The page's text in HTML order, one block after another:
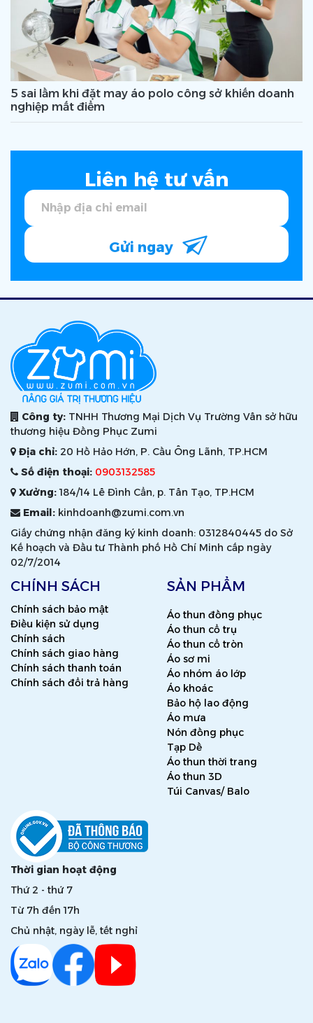
5 sai lầm khi đặt may áo polo công sở khiến doanh
nghiệp mất điểm
Liên hệ tư vấn
Gửi ngay
Công ty: TNHH Thương Mại Dịch Vụ Trường Vân sở hữu
thương hiệu Đồng Phục Zumi
Địa chỉ: 20 Hồ Hảo Hớn, P. Cầu Ông Lãnh, TP.HCM
Số điện thoại: 0903132585
Xưởng:184/14 Lê Đình Cẩn, p. Tân Tạo, TP.HCM
Email: kinhdoanh@zumi.com.vn
Giấy chứng nhận đăng ký kinh doanh: 0312840445 do Sở
Kế hoạch và Đầu tư Thành phố Hồ Chí Minh cấp ngày
02/7/2014
CHÍNH SÁCH
Chính sách bảo mật
Điều kiện sử dụng
Chính sách
Chính sách giao hàng
Chính sách thanh toán
Chính sách đổi trả hàng
SẢN PHẨM
Áo thun đồng phục
Áo thun cổ trụ
Áo thun cổ tròn
Áo sơ mi
Áo nhóm áo lớp
Áo khoác
Bảo hộ lao động
Áo mưa
Nón đồng phục
Tạp Dề
Áo thun thời trang
Áo thun 3D
Túi Canvas/ Balo
Thời gian hoạt động
Thứ 2 - thứ 7
Từ 7h đến 17h
Chủ nhật, ngày lễ, tết nghỉ